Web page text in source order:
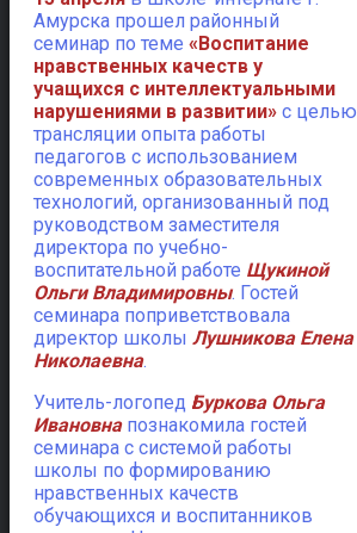
Амурска прошел районный
семинар по теме «Воспитание
нравственных качеств у
учащихся с интеллектуальными
нарушениями в развитии» с целью
трансляции опыта работы
педагогов с использованием
современных образовательных
технологий, организованный под
руководством заместителя
директора по учебно-
воспитательной работе Щукиной
Ольги Владимировны. Гостей
семинара поприветствовала
директор школы Лушникова Елена
Николаевна.
Учитель-логопед Буркова Ольга
Ивановнапознакомила гостей
семинара с системой работы
школы по формированию
нравственных качеств
обучающихся и воспитанников